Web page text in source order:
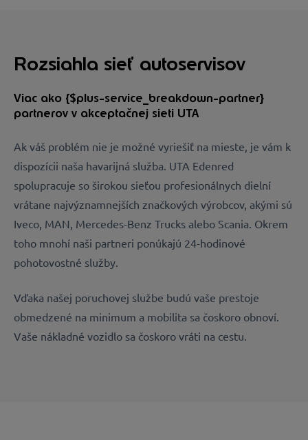
Rozsiahla sieť autoservisov
Viac ako {$plus-service_breakdown-partner}
partnerov v akceptačnej sieti UTA
Ak váš problém nie je možné vyriešiť na mieste, je vám k
dispozícii naša havarijná služba. UTA Edenred
spolupracuje so širokou sieťou profesionálnych dielní
vrátane najvýznamnejších značkových výrobcov, akými sú
Iveco, MAN, Mercedes-Benz Trucks alebo Scania. Okrem
toho mnohí naši partneri ponúkajú 24-hodinové
pohotovostné služby.
Vďaka našej poruchovej službe budú vaše prestoje
obmedzené na minimum a mobilita sa čoskoro obnoví.
Vaše nákladné vozidlo sa čoskoro vráti na cestu.